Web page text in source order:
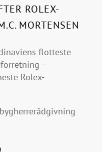
ROLEX-
MORTENSEN
flotteste
–
Rolex-